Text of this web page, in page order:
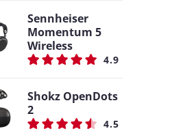
Sennheiser
Momentum 5
Wireless
4.9
Shokz OpenDots
2
4.5